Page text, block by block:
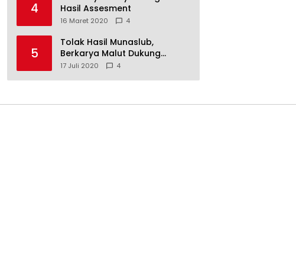
4
Hasil Assesment
16 Maret 2020 4
5
Tolak Hasil Munaslub,
Berkarya Malut Dukung
Tommy Soeharto
17 Juli 2020 4